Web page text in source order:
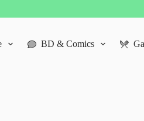
BD & Comics